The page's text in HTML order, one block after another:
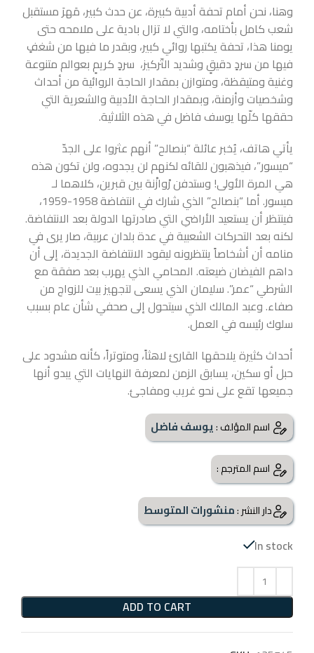
وهنا، نحن أمام تحفة أدبية كبيرة، عن حدث كبير، مَهرَ مستقبل
شعب كامل بأختامه، والتي لا تزال بادية على ملامحه حتى
يومنا هذا، تحفة يكتبها روائي كبير، وبقدر ما فيها من شغفٍ
فيها من سردٍ دقيقٍ وشديد التّركيز، سردٍ كريمٍ بعوالم متنوعة
وغنية ومتيقظة، ومتوازن بمقدار الحاجة الروائية من أحداث
وشخصيات وأزمنة، وبمقدار الحاجة الأدبية والشعرية التي
حققها كلّها يوسف فاضل في هذه الثلاثية.
يأتي هاتف، يُخبر عائلة “بنصالح” أنهم عثروا على الجدّ
“ميسور”، فيذهبون للقائه لكنهم لن يجدوه، ولن تكون هذه
هي المرة الأولى! وستدفن رْوازْنة بين قبرين، كلاهما لـ
ميسور. أما “بنصالح” الذي شارك في انتفاضة 1958-1959،
فينتظر أن يستعيد الأراضي التي صادرتها الدولة بعد الانتفاضة.
لكنه بعد التحركات الشعبية في عدة بلدان عربية، صار يرى في
منامه أن أشخاصاً ينتظرونه ليقود الانتفاضة الجديدة، إلى أن
داهم الفيضان ضيعته. المحامي الذي يهرب بعد صفقة مع
الشرطي “عمر”. سليمان الذي يسعى لتجهيز بيت للزواج من
صفاء. وعبد المالك الذي سيتحول إلى صحفي شأن عام بسبب
سلوك رئيسه في العمل.
أحداث كثيرة يلاحقها القارئ لاهثاً، ومتوتراً، كأنه مشدود على
حبل أو سكين، يسابق الزمن لمعرفة النهايات التي يبدو أنها
جميعها تقع على نحو غريب ومفاجئ.
اسم المؤلف :يوسف فاضل
اسم المترجم :
دار النشر :منشورات المتوسط
In stock
ADD TO CART